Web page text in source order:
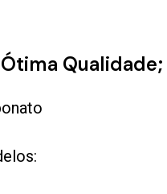
Qualidade;